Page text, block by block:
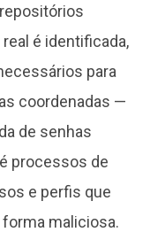
é identificada,
para
coordenadas —
de senhas
processos de
e perfis que
maliciosa.